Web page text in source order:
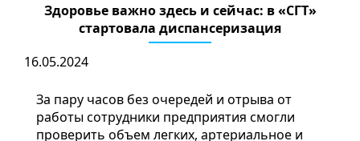
Здоровье важно здесь и сейчас: в «СГТ»
стартовала диспансеризация
16.05.2024
За пару часов без очередей и отрыва от
работы сотрудники предприятия смогли
проверить объем легких, артериальное и